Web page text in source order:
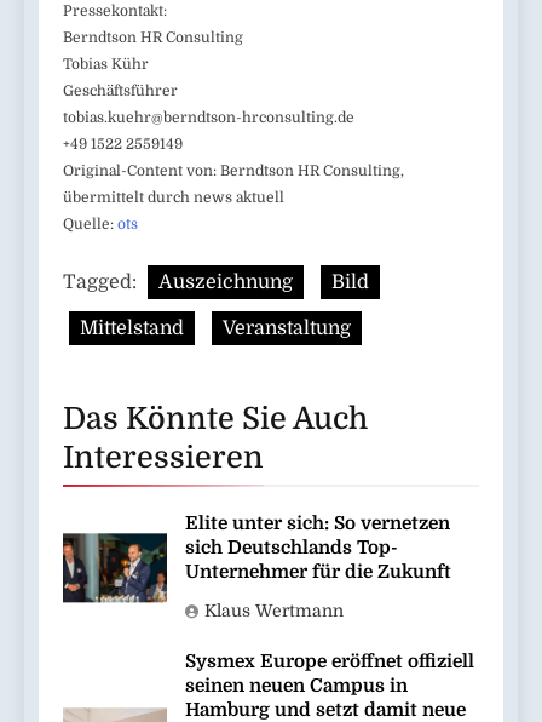
Pressekontakt:
Berndtson HR Consulting
Tobias Kühr
Geschäftsführer
tobias.kuehr@berndtson-hrconsulting.de
+49 1522 2559149
Original-Content von: Berndtson HR Consulting,
übermittelt durch news aktuell
Quelle: ots
Tagged: Auszeichnung Bild
Mittelstand Veranstaltung
Das Könnte Sie Auch
Interessieren
Elite unter sich: So vernetzen
sich Deutschlands Top-
Unternehmer für die Zukunft
Klaus Wertmann
Sysmex Europe eröffnet offiziell
seinen neuen Campus in
Hamburg und setzt damit neue